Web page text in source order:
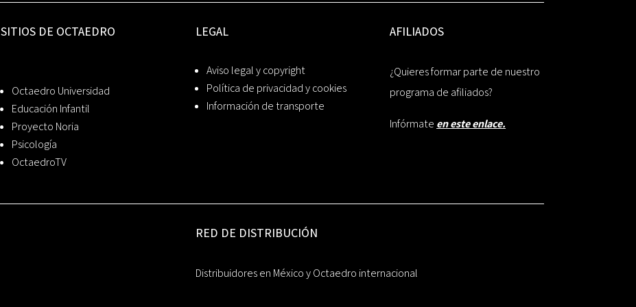
SITIOS DE OCTAEDRO
Octaedro Universidad
Educación Infantil
Proyecto Noria
Psicología
OctaedroTV
LEGAL
Aviso legal y copyright
Política de privacidad y cookies
Información de transporte
AFILIADOS
¿Quieres formar parte de nuestro
programa de afiliados?
Infórmate en este enlace.
RED DE DISTRIBUCIÓN
Distribuidores en México y Octaedro internacional